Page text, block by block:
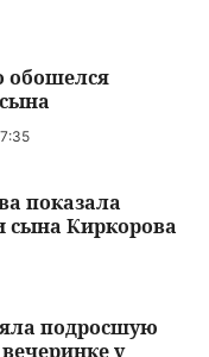
обошелся
показала
сына Киркорова
подросшую
у